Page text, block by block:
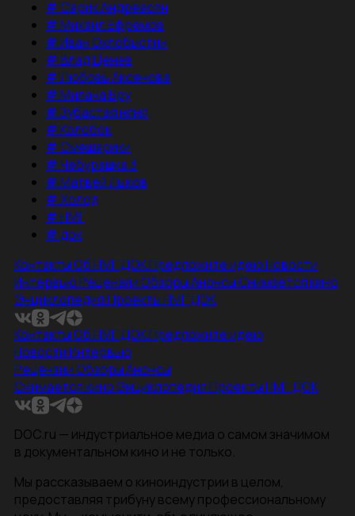
#Сарик Андреасян
#Михаил Ефремов
#Иван Охлобыстин
#Влад Ценев
#Любовь Аксенова
#Милана Бру
#Зубастая няня
#Колобок
#Смешарики
#Чебурашка 3
#Матвей Лыков
#Холод
#НМГ
#док
КонтактыОб НМГ ДОКПредложите идеюНовости
ИнтервьюРецензииОбзорыАнонсыСнимается кино
ЭнциклопедияПроекты НМГ ДОК
КонтактыОб НМГ ДОКПредложите идею
НовостиИнтервью
РецензииОбзорыАнонсы
Снимается кино ЭнциклопедияПроекты НМГ ДОК
DOC.ru — индустриальное медиа о самом значимом
в документальном кино и не только.
Мы рассказываем о киноиндустрии в целом,
предоставляя трибуну всему профессиональному